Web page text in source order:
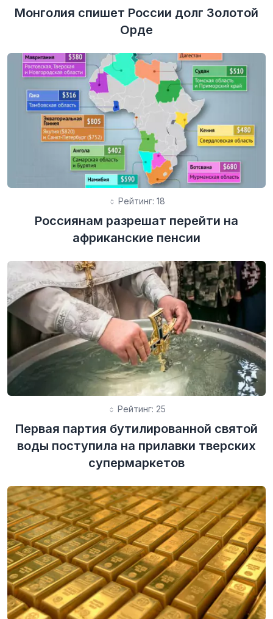
Монголия спишет России долг Золотой
Орде
Рейтинг: 18
Россиянам разрешат перейти на
африканские пенсии
Рейтинг: 25
Первая партия бутилированной святой
воды поступила на прилавки тверских
супермаркетов